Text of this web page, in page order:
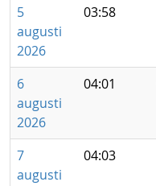
5
augusti
2026
03:58
6
augusti
2026
04:01
7
augusti
04:03